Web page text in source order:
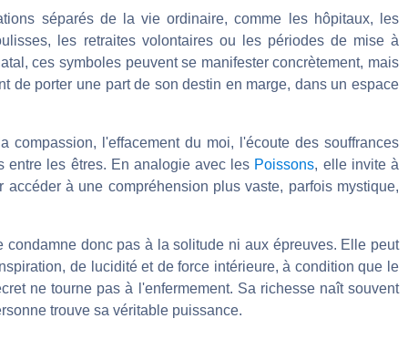
séparés de la vie ordinaire, comme les hôpitaux, les
les retraites volontaires ou les périodes de mise à
ces symboles peuvent se manifester concrètement, mais
de porter une part de son destin en marge, dans un espace
l'effacement du moi, l'écoute des souffrances
les êtres. En analogie avec les Poissons, elle invite à
à une compréhension plus vaste, parfois mystique,
condamne donc pas à la solitude ni aux épreuves. Elle peut
de lucidité et de force intérieure, à condition que le
ne tourne pas à l'enfermement. Sa richesse naît souvent
trouve sa véritable puissance.